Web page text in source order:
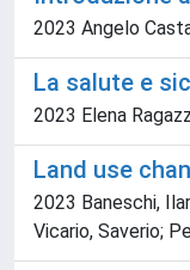
2023 Angelo
La salute e
2023 Elena
Land use
2023 Baneschi,
Vicario, Saverio;